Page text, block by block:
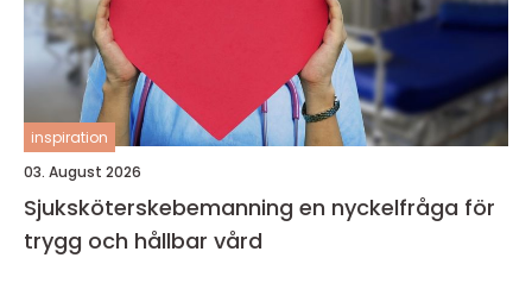
inspiration
03. August 2026
Sjuksköterskebemanning en nyckelfråga för
trygg och hållbar vård